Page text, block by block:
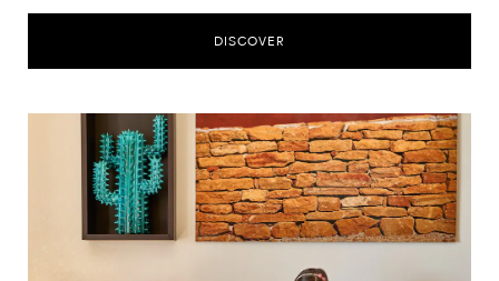
DISCOVER